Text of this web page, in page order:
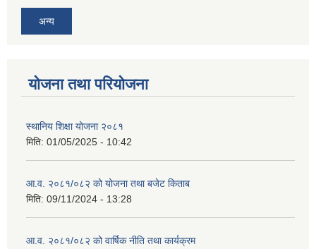
अन्य
योजना तथा परियोजना
स्थानिय शिक्षा योजना २०८१
मिति: 01/05/2025 - 10:42
आ.व. २०८१/०८२ को योजना तथा बजेट किताब
मिति: 09/11/2024 - 13:28
आ.व. २०८१/०८२ को वार्षिक नीति तथा कार्यक्रम